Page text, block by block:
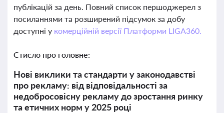
публікацій за день. Повний список першоджерел з
посиланнями та розширений підсумок за добу
доступні у комерційній версії Платформи LIGA360.
Стисло про головне:
Нові виклики та стандарти у законодавстві
про рекламу: від відповідальності за
недобросовісну рекламу до зростання ринку
та етичних норм у 2025 році